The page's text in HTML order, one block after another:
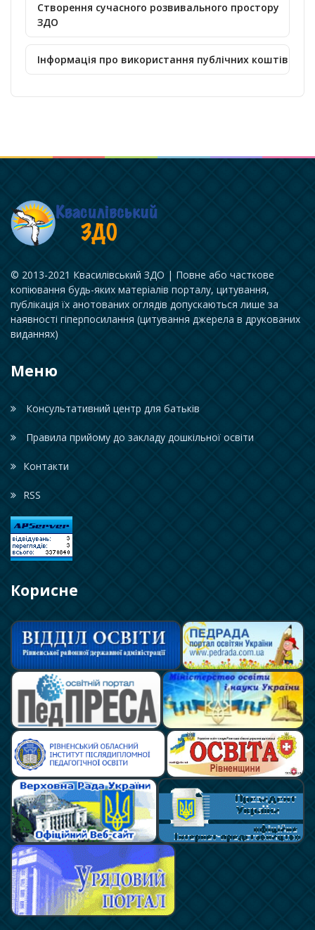
Створення сучасного розвивального простору
ЗДО
Інформація про використання публічних коштів
© 2013-2021 Квасилівський ЗДО | Повне або часткове
копіювання будь-яких матеріалів порталу, цитування,
публікація їх анотованих оглядів допускаються лише за
наявності гіперпосилання (цитування джерела в друкованих
виданнях)
Меню
Консультативний центр для батьків
Правила прийому до закладу дошкільної освіти
Контакти
RSS
Корисне